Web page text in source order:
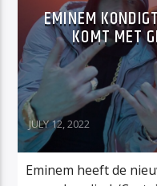
EMINEM
KOMT MET
JULY 12, 2022
Eminem heeft de